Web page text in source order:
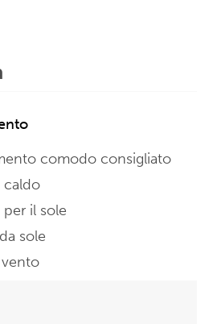
comodo consigliato
caldo
il sole
sole
vento